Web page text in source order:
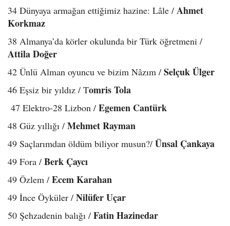
34 Dünyaya armağan ettiğimiz hazine: Lâle / Ahmet
Korkmaz
38 Almanya’da körler okulunda bir Türk öğretmeni /
Attila Doğer
42 Ünlü Alman oyuncu ve bizim Nâzım / Selçuk Ülger
46 Eşsiz bir yıldız / Tomris Tola
47 Elektro-28 Lizbon / Egemen Cantürk
48 Güz yıllığı / Mehmet Rayman
49 Saçlarımdan öldüm biliyor musun?/ Ünsal Çankaya
49 Fora / Berk Çaycı
49 Özlem / Ecem Karahan
49 İnce Öyküler / Nilüfer Uçar
50 Şehzadenin balığı / Fatin Hazinedar